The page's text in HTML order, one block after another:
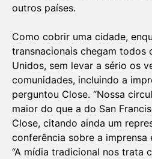
outros países.
Como cobrir uma cidade,
transnacionais chegam todos
Unidos, sem levar a sério os
comunidades, incluindo a
perguntou Close. “Nossa
maior do que a do San
Close, citando ainda um
conferência sobre a imprensa
“A mídia tradicional nos trata